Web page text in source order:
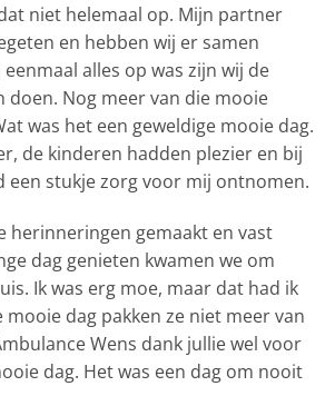
niet helemaal op. Mijn partner
en hebben wij er samen
alles op was zijn wij de
doen. Nog meer van die mooie
was het een geweldige mooie dag.
de kinderen hadden plezier en bij
een stukje zorg voor mij ontnomen.
herinneringen gemaakt en vast
dag genieten kwamen we om
Ik was erg moe, maar dat had ik
mooie dag pakken ze niet meer van
Wens dank jullie wel voor
dag. Het was een dag om nooit